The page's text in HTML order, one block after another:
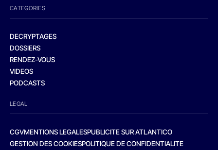
CATEGORIES
DECRYPTAGES
DOSSIERS
RENDEZ-VOUS
VIDEOS
PODCASTS
LEGAL
CGVMENTIONS LEGALESPUBLICITE SUR ATLANTICO
GESTION DES COOKIESPOLITIQUE DE CONFIDENTIALITE